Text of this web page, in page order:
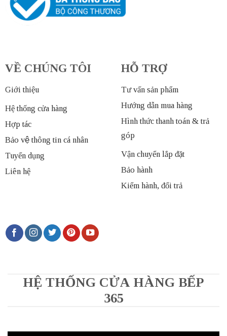
VỀ CHÚNG TÔI
Giới thiệu
Hệ thống cửa hàng
Hợp tác
Bảo vệ thông tin cá nhân
Tuyển dụng
Liên hệ
HỖ TRỢ
Tư vấn sản phẩm
Hướng dẫn mua hàng
Hình thức thanh toán & trả
góp
Vận chuyển lắp đặt
Bảo hành
Kiểm hành, đổi trả
HỆ THỐNG CỬA HÀNG BẾP
365